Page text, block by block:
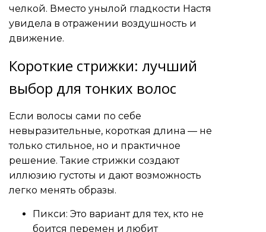
челкой. Вместо унылой гладкости Настя
увидела в отражении воздушность и
движение.
Короткие стрижки: лучший
выбор для тонких волос
Если волосы сами по себе
невыразительные, короткая длина — не
только стильное, но и практичное
решение. Такие стрижки создают
иллюзию густоты и дают возможность
легко менять образы.
Пикси: Это вариант для тех, кто не
боится перемен и любит